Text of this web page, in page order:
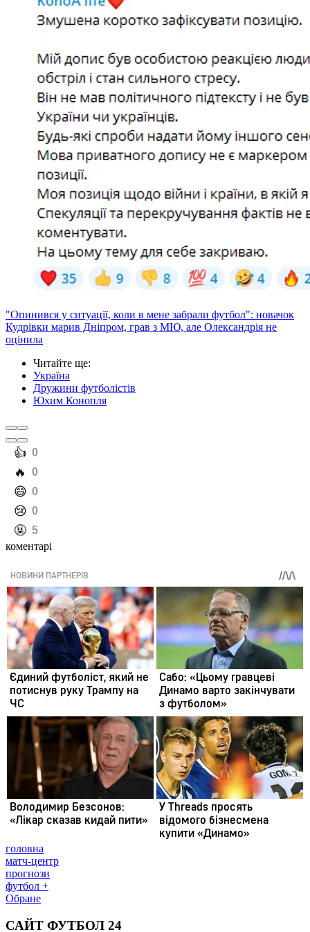
"Опинився у ситуації, коли в мене забрали футбол": новачок
Кудрівки марив Дніпром, грав з МЮ, але Олександрія не
оцінила
Читайте ще:
Україна
Дружини футболістів
Юхим Конопля
️👍 0
️🔥 0
️😄 0
️😢 0
️🤬 5
коментарі
головна
матч-центр
прогнози
футбол +
Обране
САЙТ ФУТБОЛ 24